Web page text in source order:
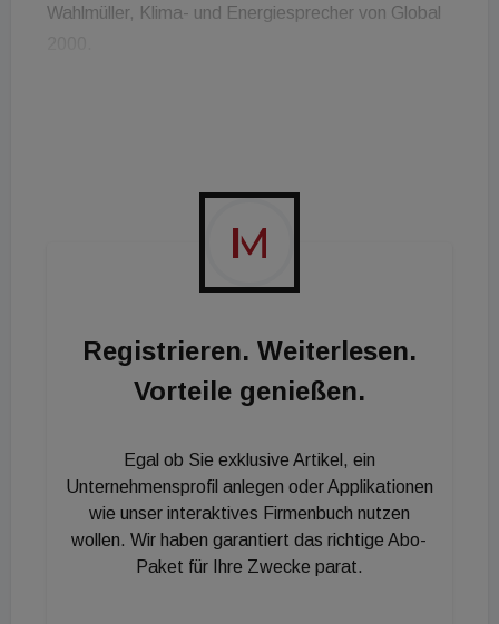
Wahlmüller, Klima- und Energiesprecher von Global
Mindeststandards auch in Österreich Gültigkeit
dass mit großen Mengen an grünem Gas der
Einsatz von Erdgas reduziert wird. Dieses Gas sei
aber nur auf dem Papier und nicht in der Realität
Registrieren. Weiterlesen.
Vorteile genießen.
Egal ob Sie exklusive Artikel, ein
Unternehmensprofil anlegen oder Applikationen
wie unser interaktives Firmenbuch nutzen
wollen. Wir haben garantiert das richtige Abo-
Paket für Ihre Zwecke parat.